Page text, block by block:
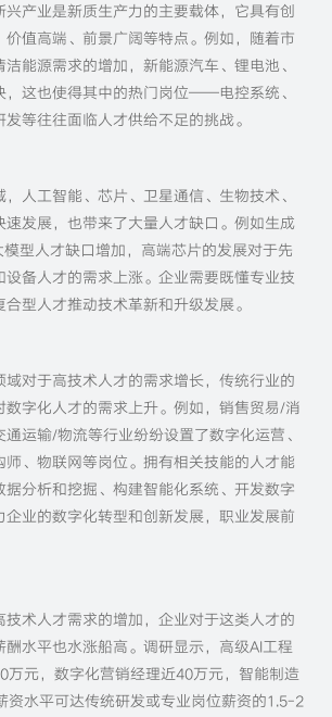
兴产业是新质生产力的主要载体，它具有创
价值高端、前景广阔等特点。例如，随着市
能源需求的增加，新能源汽车、锂电池、
，这也使得其中的热门岗位——电控系统、
等往往面临人才供给不足的挑战。
人工智能、芯片、卫星通信、生物技术、
速发展，也带来了大量人才缺口。例如生成
型人才缺口增加，高端芯片的发展对于先
设备人才的需求上涨。企业需要既懂专业技
型人才推动技术革新和升级发展。
域对于高技术人才的需求增长，传统行业的
数字化人才的需求上升。例如，销售贸易/消
运输/物流等行业纷纷设置了数字化运营、
师、物联网等岗位。拥有相关技能的人才能
据分析和挖掘、构建智能化系统、开发数字
企业的数字化转型和创新发展，职业发展前
技术人才需求的增加，企业对于这类人才的
酬水平也水涨船高。调研显示，高级AI工程
万元，数字化营销经理近40万元，智能制造
资水平可达传统研发或专业岗位薪资的1.5-2